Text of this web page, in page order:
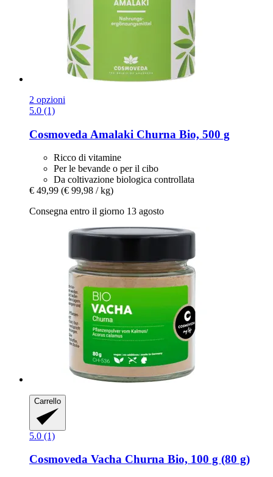
2 opzioni
5.0 (1)
Cosmoveda Amalaki Churna Bio, 500 g
Ricco di vitamine
Per le bevande o per il cibo
Da coltivazione biologica controllata
€ 49,99 (€ 99,98 / kg)
Consegna entro il giorno 13 agosto
Carrello
5.0 (1)
Cosmoveda Vacha Churna Bio, 100 g (80 g)